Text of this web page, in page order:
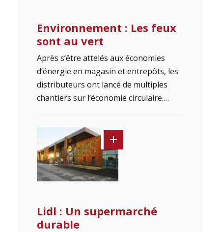
Environnement : Les feux
sont au vert
Après s’être attelés aux économies
d’énergie en magasin et entrepôts, les
distributeurs ont lancé de multiples
chantiers sur l’économie circulaire.…
Lidl : Un supermarché
durable